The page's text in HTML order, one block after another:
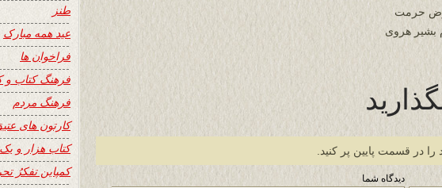
حرمت
بشیر هروی
در قسمت پایین پر کنید.
دیدگاه شما
طنز
عید همه مبارک
فراخوان ها
فرهنگ کتاب و
فرهنگ مردم
کارتون های
کتاب هزار و
کمپاین تفکرُ